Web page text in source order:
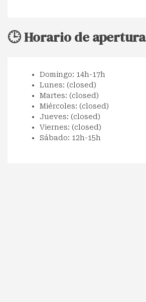
🕒 Horario de apertura
Domingo: 14h-17h
Lunes: (closed)
Martes: (closed)
Miércoles: (closed)
Jueves: (closed)
Viernes: (closed)
Sábado: 12h-15h